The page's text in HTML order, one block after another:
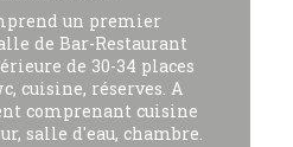
un premier
de Bar-Restaurant
de 30-34 places
cuisine, réserves. A
comprenant cuisine
salle d'eau, chambre.